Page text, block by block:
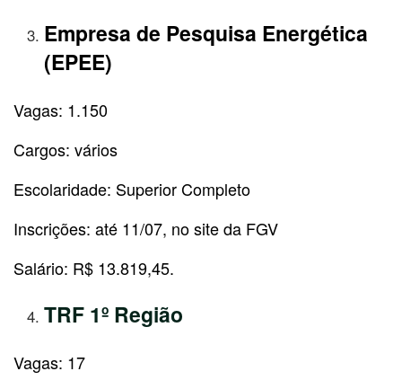
Empresa de Pesquisa Energética
(EPEE)
Vagas: 1.150
Cargos: vários
Escolaridade: Superior Completo
Inscrições: até 11/07, no site da FGV
Salário: R$ 13.819,45.
TRF 1º Região
Vagas: 17